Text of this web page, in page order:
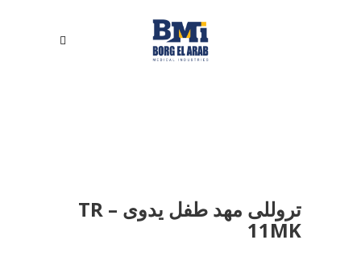
تروللى مهد طفل يدوى – TR
11MK